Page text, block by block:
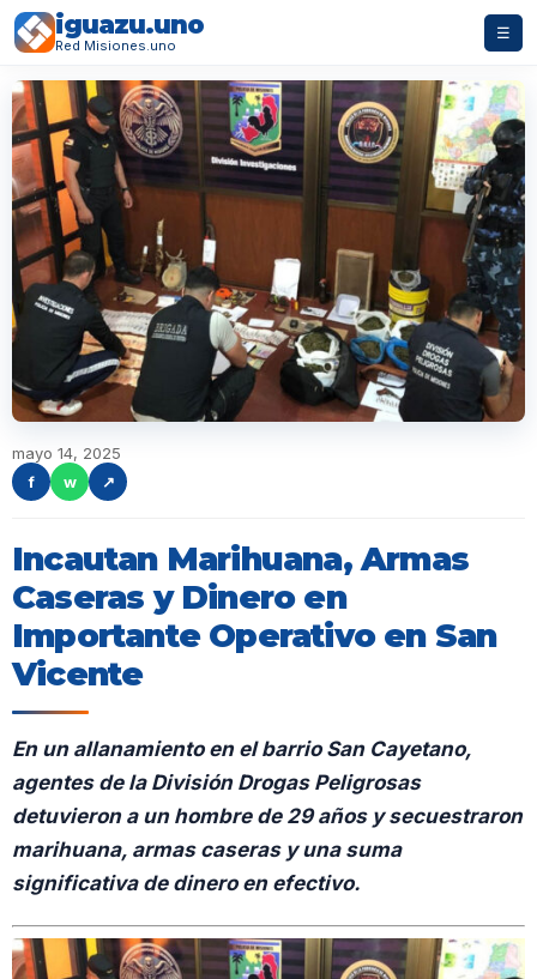
iguazu.uno
Red Misiones.uno
☰
mayo 14, 2025
f
w ↗
Incautan Marihuana, Armas
Caseras y Dinero en
Importante Operativo en San
Vicente
En un allanamiento en el barrio San Cayetano,
agentes de la División Drogas Peligrosas
detuvieron a un hombre de 29 años y secuestraron
marihuana, armas caseras y una suma
significativa de dinero en efectivo.